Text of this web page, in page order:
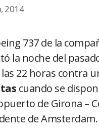
2014
737 de la
la noche del
22 horas contra
cuando se
de Girona –
de Amsterdam.